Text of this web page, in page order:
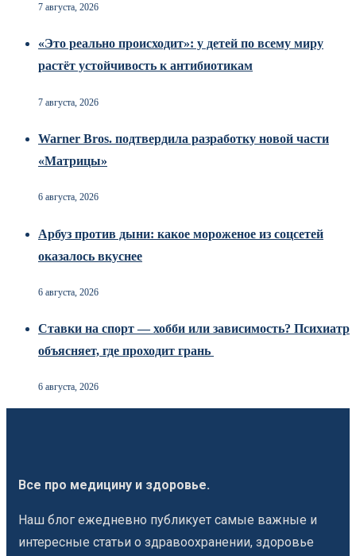
7 августа, 2026
«Это реально происходит»: у детей по всему миру
растёт устойчивость к антибиотикам
7 августа, 2026
Warner Bros. подтвердила разработку новой части
«Матрицы»
6 августа, 2026
Арбуз против дыни: какое мороженое из соцсетей
оказалось вкуснее
6 августа, 2026
Ставки на спорт — хобби или зависимость? Психиатр
объясняет, где проходит грань
6 августа, 2026
Все про медицину и здоровье.
Наш блог ежедневно публикует самые важные и
интересные статьи о здравоохранении, здоровье